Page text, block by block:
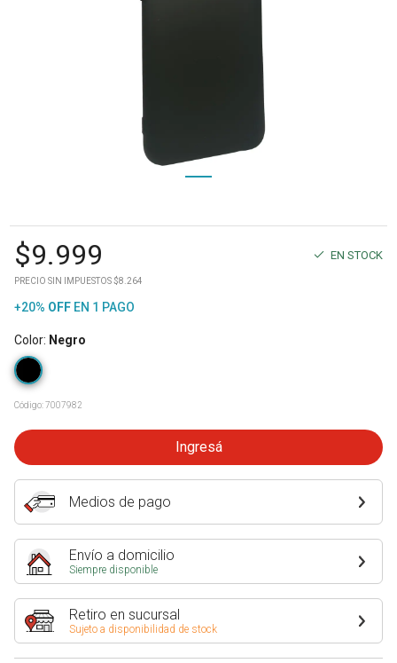
$9.999 EN STOCK
PRECIO SIN IMPUESTOS $8.264
+20% OFF EN 1 PAGO
Color: Negro
Código:7007982
Ingresá
Medios de pago
Envío a domicilio
Siempre disponible
Retiro en sucursal
Sujeto a disponibilidad de stock